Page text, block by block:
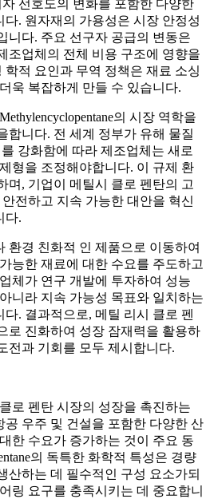
선호도의 변화를 포함한 다양한
. 원자재의 가용성은 시장 안정성
니다. 주요 선구자 공급의 변동은
조업체의 전체 비용 구조에 영향을
학적 요인과 무역 정책은 재료 소싱
욱 복잡하게 만들 수 있습니다.
의 시장 역학을
합니다. 전 세계 정부가 유해 물질
강화함에 따라 제조업체는 새로
형을 조정해야합니다. 이 규제 환
며, 기업이 메틸시 클로 펜탄의 고
전하고 지속 가능한 대안을 혁신
다.
환경 친화적 인 제품으로 이동하여
능한 재료에 대한 수요를 주도하고
체가 연구 개발에 투자하여 성능
니라 지속 가능성 목표와 일치하는
. 결과적으로, 메틸 리시 클로 펜
로 진화하여 성장 잠재력을 활용하
전과 기회를 모두 제시합니다.
로 펜탄 시장의 성장을 촉진하는
공 우주 및 건설을 포함한 다양한 산
한 수요가 증가하는 것이 주요 동
의 독특한 화학적 특성은 경량
산하는 데 필수적인 구성 요소가되
링 요구를 충족시키는 데 중요합니